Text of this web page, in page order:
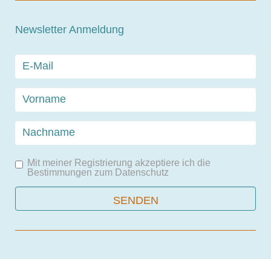
Newsletter Anmeldung
Mit meiner Registrierung akzeptiere ich die
Bestimmungen zum Datenschutz